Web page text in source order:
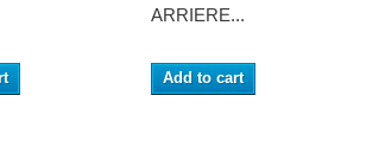
ARRIERE...
Add to cart